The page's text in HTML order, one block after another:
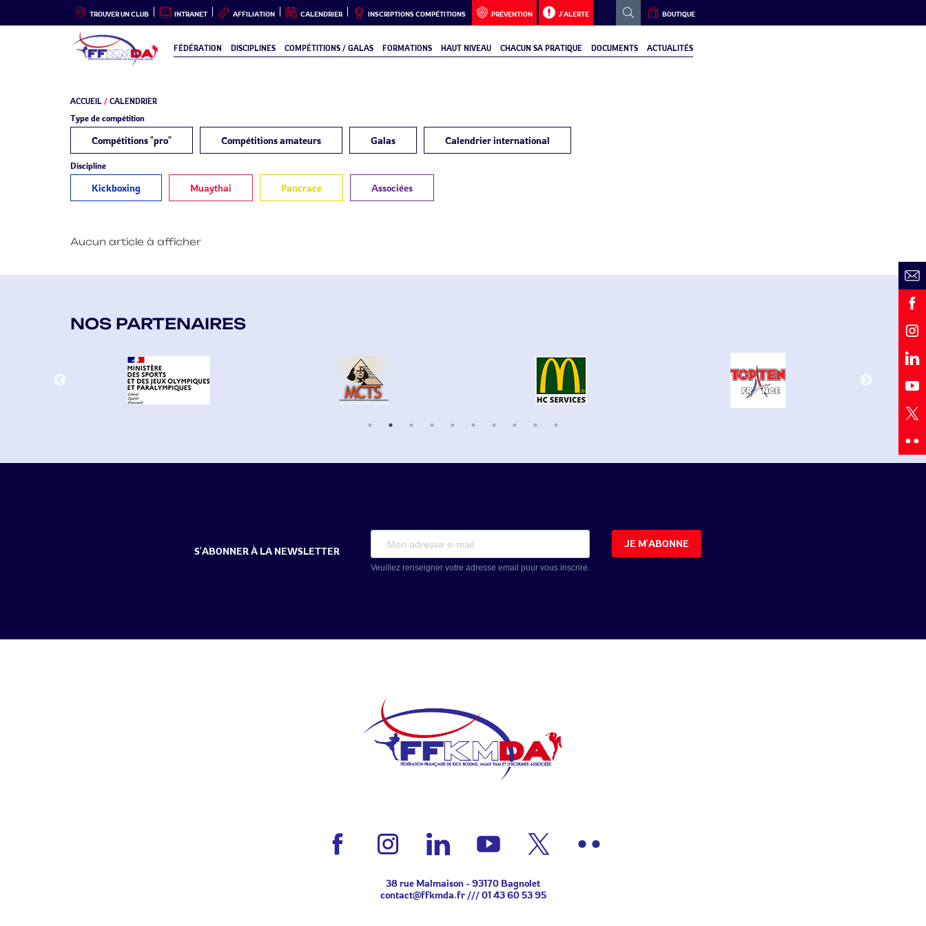
TROUVER UN CLUB INTRANET AFFILIATION CALENDRIER INSCRIPTIONS COMPÉTITIONS PRÉVENTION J’ALERTE BOUTIQUE
FÉDÉRATION DISCIPLINES COMPÉTITIONS / GALAS FORMATIONS HAUT NIVEAU CHACUN SA PRATIQUE DOCUMENTS ACTUALITÉS
ACCUEIL / CALENDRIER
Type de compétition
Compétitions "pro" Compétitions amateurs Galas Calendrier international
Discipline
Kickboxing Muaythai Pancrace Associées
Aucun article à afficher
NOS PARTENAIRES
S'ABONNER À LA NEWSLETTER
Veuillez renseigner votre adresse email pour vous inscrire.
JE M'ABONNE
38 rue Malmaison - 93170 Bagnolet
contact@ffkmda.fr///01 43 60 53 95